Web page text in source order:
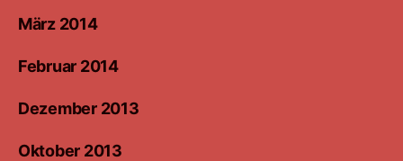
März 2014
Februar 2014
Dezember 2013
Oktober 2013